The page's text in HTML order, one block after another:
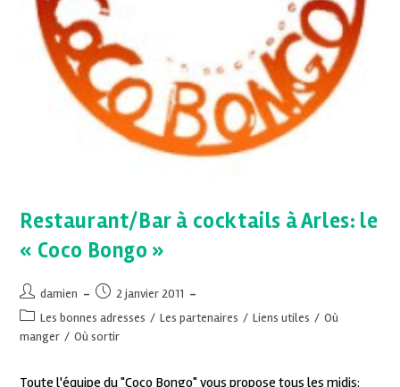
Restaurant/Bar à cocktails à Arles: le
« Coco Bongo »
damien
2 janvier 2011
Les bonnes adresses / Les partenaires / Liens utiles / Où
manger / Où sortir
Toute l'équipe du "Coco Bongo" vous propose tous les midis: